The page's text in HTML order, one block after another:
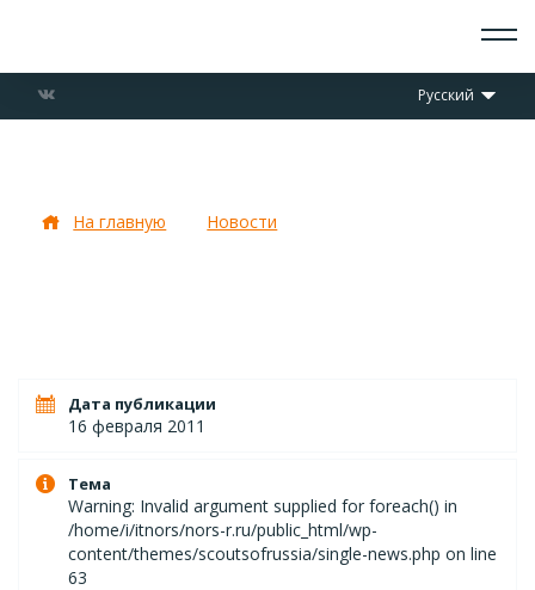
Русский
О СКАУТАХ
ОТРЯДЫ
ДОКУМЕНТЫ
На главную Новости
Дата публикации
16 февраля 2011
Тема
Warning: Invalid argument supplied for foreach() in
/home/i/itnors/nors-r.ru/public_html/wp-
content/themes/scoutsofrussia/single-news.php on line
63